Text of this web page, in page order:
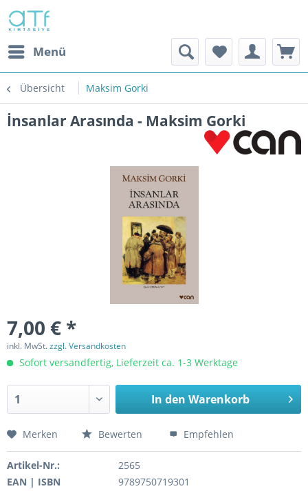
Menü
Übersicht Maksim Gorki
İnsanlar Arasında - Maksim Gorki
7,00 € *
inkl. MwSt.zzgl. Versandkosten
Sofort versandfertig, Lieferzeit ca. 1-3 Werktage
In den Warenkorb
Merken Bewerten Empfehlen
Artikel-Nr.:
2565
EAN | ISBN
9789750719301